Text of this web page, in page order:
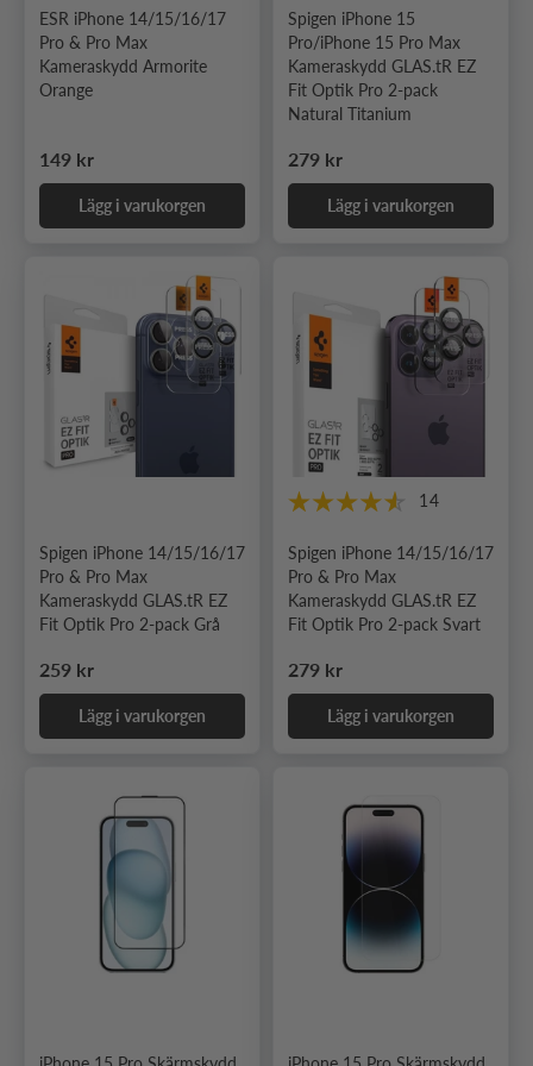
ESR iPhone 14/15/16/17
Pro & Pro Max
Kameraskydd Armorite
Orange
Ordinarie pris
149 kr
Lägg i varukorgen
Spigen iPhone 15
Pro/iPhone 15 Pro Max
Kameraskydd GLAS.tR EZ
Fit Optik Pro 2-pack
Natural Titanium
Ordinarie pris
279 kr
Lägg i varukorgen
Spigen iPhone 14/15/16/17
Pro & Pro Max
Kameraskydd GLAS.tR EZ
Fit Optik Pro 2-pack Grå
Ordinarie pris
259 kr
Lägg i varukorgen
14
Spigen iPhone 14/15/16/17
Pro & Pro Max
Kameraskydd GLAS.tR EZ
Fit Optik Pro 2-pack Svart
Ordinarie pris
279 kr
Lägg i varukorgen